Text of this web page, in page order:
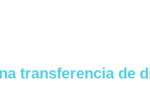
transferencia de